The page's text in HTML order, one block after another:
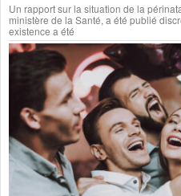
Un rapport sur la situation de la
ministère de la Santé, a été publié
existence a été